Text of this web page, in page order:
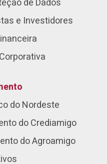
de Dados
e Investidores
do Nordeste
do Crediamigo
do Agroamigo